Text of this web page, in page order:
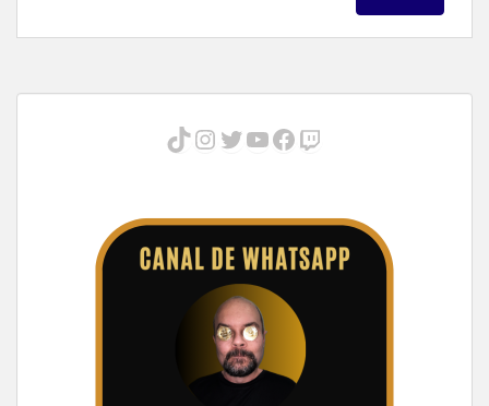
TikTok
Instagram
Twitter
Youtube
Facebook
Twitch